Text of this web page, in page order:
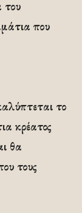
του
που
το
κρέατος
θα
τους